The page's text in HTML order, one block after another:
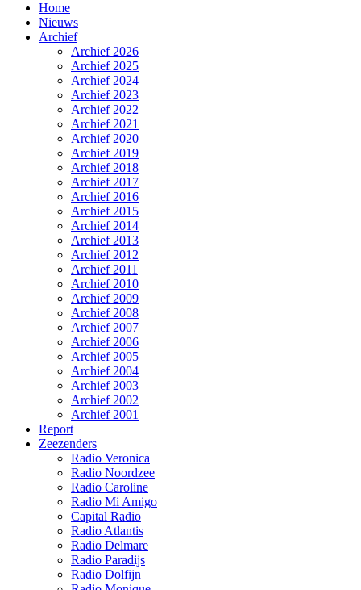
Home
Nieuws
Archief
Archief 2026
Archief 2025
Archief 2024
Archief 2023
Archief 2022
Archief 2021
Archief 2020
Archief 2019
Archief 2018
Archief 2017
Archief 2016
Archief 2015
Archief 2014
Archief 2013
Archief 2012
Archief 2011
Archief 2010
Archief 2009
Archief 2008
Archief 2007
Archief 2006
Archief 2005
Archief 2004
Archief 2003
Archief 2002
Archief 2001
Report
Zeezenders
Radio Veronica
Radio Noordzee
Radio Caroline
Radio Mi Amigo
Capital Radio
Radio Atlantis
Radio Delmare
Radio Paradijs
Radio Dolfijn